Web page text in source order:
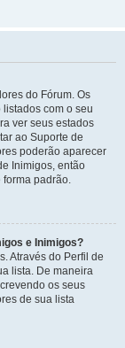
do Fórum. Os
com o seu
ver seus estados
ao Suporte de
poderão aparecer
Inimigos, então
padrão.
e Inimigos?
Através do Perfil de
lista. De maneira
os seus
de sua lista